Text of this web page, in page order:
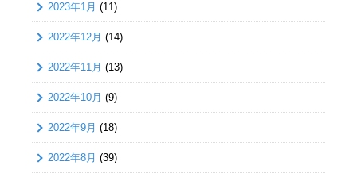
2023年1月 (11)
2022年12月 (14)
2022年11月 (13)
2022年10月 (9)
2022年9月 (18)
2022年8月 (39)